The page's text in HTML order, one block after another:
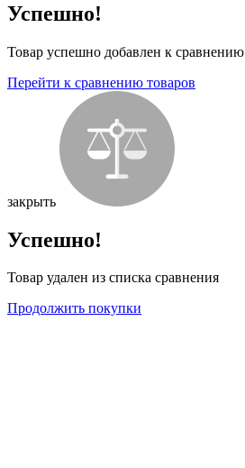
Успешно!
Товар успешно добавлен к сравнению
Перейти к сравнению товаров
закрыть
Успешно!
Товар удален из списка сравнения
Продолжить покупки